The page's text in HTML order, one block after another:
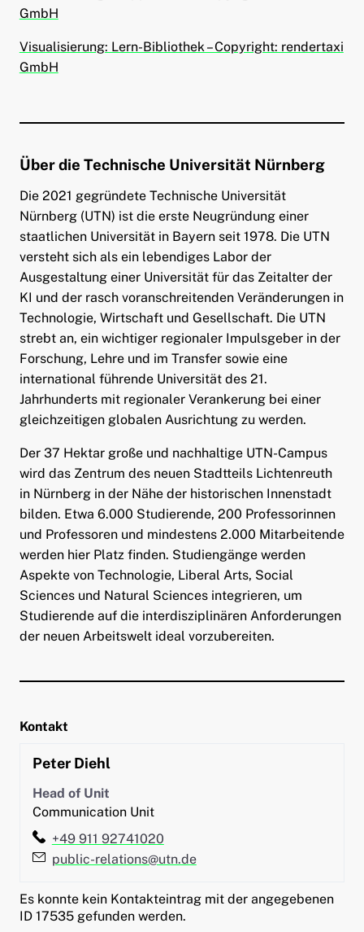
GmbH
Visualisierung: Lern-Bibliothek – Copyright: rendertaxi
GmbH
Über die Technische Universität Nürnberg
Die 2021 gegründete Technische Universität
Nürnberg (UTN) ist die erste Neugründung einer
staatlichen Universität in Bayern seit 1978. Die UTN
versteht sich als ein lebendiges Labor der
Ausgestaltung einer Universität für das Zeitalter der
KI und der rasch voranschreitenden Veränderungen in
Technologie, Wirtschaft und Gesellschaft. Die UTN
strebt an, ein wichtiger regionaler Impulsgeber in der
Forschung, Lehre und im Transfer sowie eine
international führende Universität des 21.
Jahrhunderts mit regionaler Verankerung bei einer
gleichzeitigen globalen Ausrichtung zu werden.
Der 37 Hektar große und nachhaltige UTN-Campus
wird das Zentrum des neuen Stadtteils Lichtenreuth
in Nürnberg in der Nähe der historischen Innenstadt
bilden. Etwa 6.000 Studierende, 200 Professorinnen
und Professoren und mindestens 2.000 Mitarbeitende
werden hier Platz finden. Studiengänge werden
Aspekte von Technologie, Liberal Arts, Social
Sciences und Natural Sciences integrieren, um
Studierende auf die interdisziplinären Anforderungen
der neuen Arbeitswelt ideal vorzubereiten.
Kontakt
Peter Diehl
Head of Unit
Communication Unit
Telefon:
+49 911 92741020
E-Mail:public-relations@utn.de
Es konnte kein Kontakteintrag mit der angegebenen
ID 17535 gefunden werden.